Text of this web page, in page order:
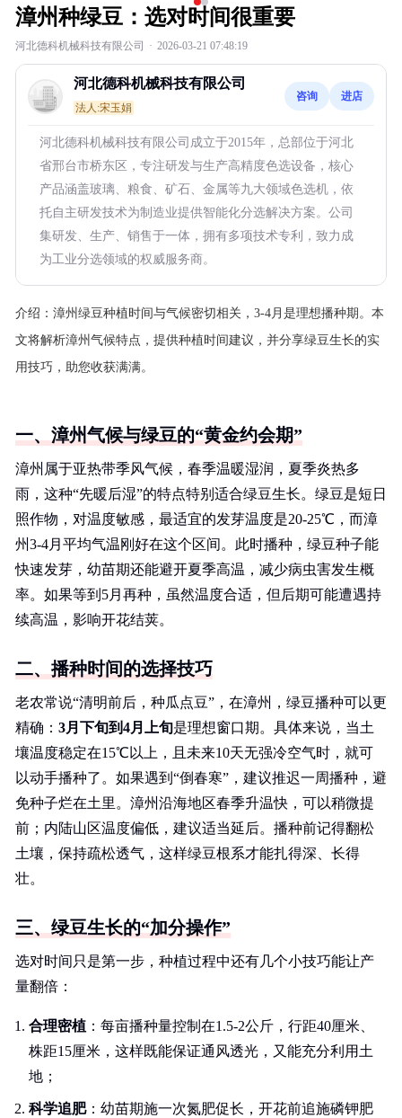
漳州种绿豆：选对时间很重要
河北德科机械科技有限公司 · 2026-03-21 07:48:19
河北德科机械科技有限公司
法人:宋玉娟
咨询 进店
河北德科机械科技有限公司成立于2015年，总部位于河北
省邢台市桥东区，专注研发与生产高精度色选设备，核心
产品涵盖玻璃、粮食、矿石、金属等九大领域色选机，依
托自主研发技术为制造业提供智能化分选解决方案。公司
集研发、生产、销售于一体，拥有多项技术专利，致力成
为工业分选领域的权威服务商。
介绍： 漳州绿豆种植时间与气候密切相关，3-4月是理想播种期。本
文将解析漳州气候特点，提供种植时间建议，并分享绿豆生长的实
用技巧，助您收获满满。
一、漳州气候与绿豆的“黄金约会期”
漳州属于亚热带季风气候，春季温暖湿润，夏季炎热多
雨，这种“先暖后湿”的特点特别适合绿豆生长。绿豆是短日
照作物，对温度敏感，最适宜的发芽温度是20-25℃，而漳
州3-4月平均气温刚好在这个区间。此时播种，绿豆种子能
快速发芽，幼苗期还能避开夏季高温，减少病虫害发生概
率。如果等到5月再种，虽然温度合适，但后期可能遭遇持
续高温，影响开花结荚。
二、播种时间的选择技巧
老农常说“清明前后，种瓜点豆”，在漳州，绿豆播种可以更
精确： 3月下旬到4月上旬是理想窗口期。具体来说，当土
壤温度稳定在15℃以上，且未来10天无强冷空气时，就可
以动手播种了。如果遇到“倒春寒”，建议推迟一周播种，避
免种子烂在土里。漳州沿海地区春季升温快，可以稍微提
前；内陆山区温度偏低，建议适当延后。播种前记得翻松
土壤，保持疏松透气，这样绿豆根系才能扎得深、长得
壮。
三、绿豆生长的“加分操作”
选对时间只是第一步，种植过程中还有几个小技巧能让产
量翻倍：
合理密植 ：每亩播种量控制在1.5-2公斤，行距40厘米、
株距15厘米，这样既能保证通风透光，又能充分利用土
地；
科学追肥：幼苗期施一次氮肥促长，开花前追施磷钾肥